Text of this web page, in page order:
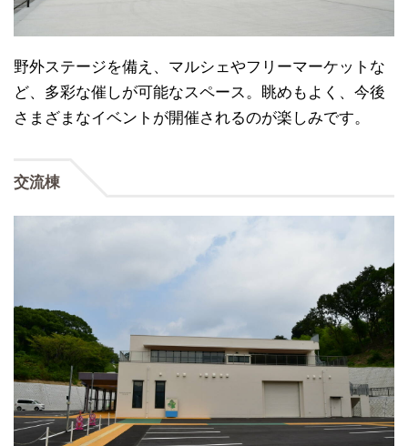
野外ステージを備え、マルシェやフリーマーケットな
ど、多彩な催しが可能なスペース。眺めもよく、今後
さまざまなイベントが開催されるのが楽しみです。
交流棟